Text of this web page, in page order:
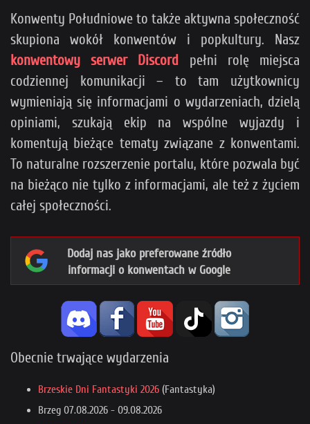
Konwenty Południowe to także aktywna społeczność
skupiona wokół konwentów i popkultury. Nasz
konwentowy serwer Discord pełni rolę miejsca
codziennej komunikacji – to tam użytkownicy
wymieniają się informacjami o wydarzeniach, dzielą
opiniami, szukają ekip na wspólne wyjazdy i
komentują bieżące tematy związane z konwentami.
To naturalne rozszerzenie portalu, które pozwala być
na bieżąco nie tylko z informacjami, ale też z życiem
całej społeczności.
Dodaj nas jako preferowane źródło
informacji o konwentach w Google
Obecnie trwające wydarzenia
Brzeskie Dni Fantastyki 2026 (Fantastyka)
Brzeg 07.08.2026 - 09.08.2026